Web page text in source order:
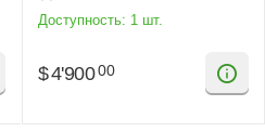
Доступность: 1 шт.
$4'900 00